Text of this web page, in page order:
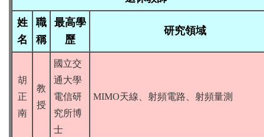
姓
名
職
稱
最高學
歷
研究領域
胡
正
南
教
授
國立交
通大學
電信研
究所博
士
MIMO天線、射頻電路、射頻量測